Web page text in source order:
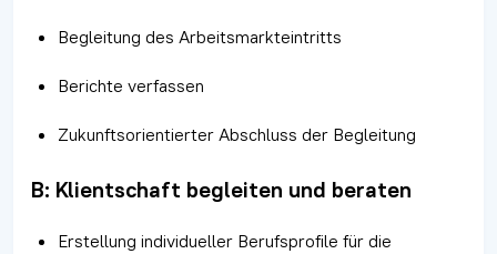
Begleitung des Arbeitsmarkteintritts
Berichte verfassen
Zukunftsorientierter Abschluss der Begleitung
B: Klientschaft begleiten und beraten
Erstellung individueller Berufsprofile für die